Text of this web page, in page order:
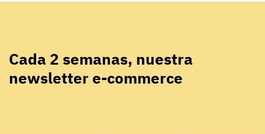
Cada 2 semanas, nuestra
newsletter e-commerce